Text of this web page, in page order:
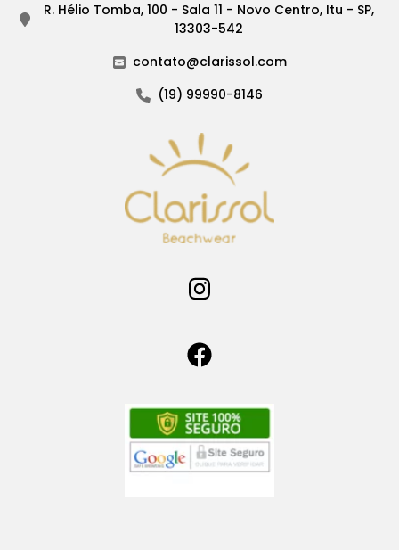
R. Hélio Tomba, 100 - Sala 11 - Novo Centro, Itu - SP,
13303-542
contato@clarissol.com
(19) 99990-8146